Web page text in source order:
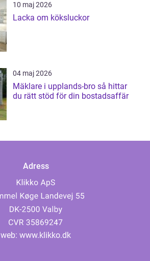
10 maj 2026
Lacka om köksluckor
04 maj 2026
Mäklare i upplands-bro så hittar
du rätt stöd för din bostadsaffär
Adress
web: www.klikko.dk